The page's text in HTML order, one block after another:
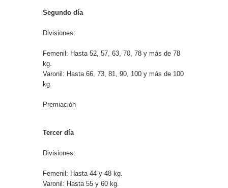
Segundo día
Divisiones:
Femenil: Hasta 52, 57, 63, 70, 78 y más de 78
kg.
Varonil: Hasta 66, 73, 81, 90, 100 y más de 100
kg.
Premiación
Tercer día
Divisiones:
Femenil: Hasta 44 y 48 kg.
Varonil: Hasta 55 y 60 kg.